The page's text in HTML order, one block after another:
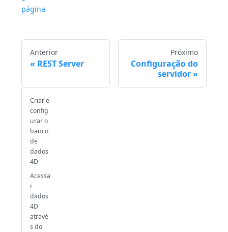
página
Anterior
REST Server
Próximo
Configuração do
servidor
Criar e
config
urar o
banco
de
dados
4D
Acessa
r
dados
4D
atravé
s do